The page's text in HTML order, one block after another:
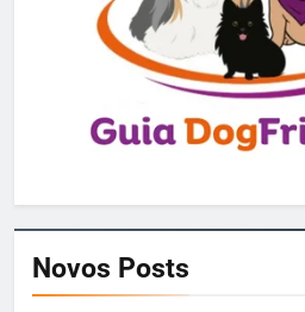
Novos Posts